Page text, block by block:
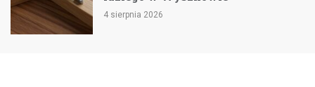
4 sierpnia 2026